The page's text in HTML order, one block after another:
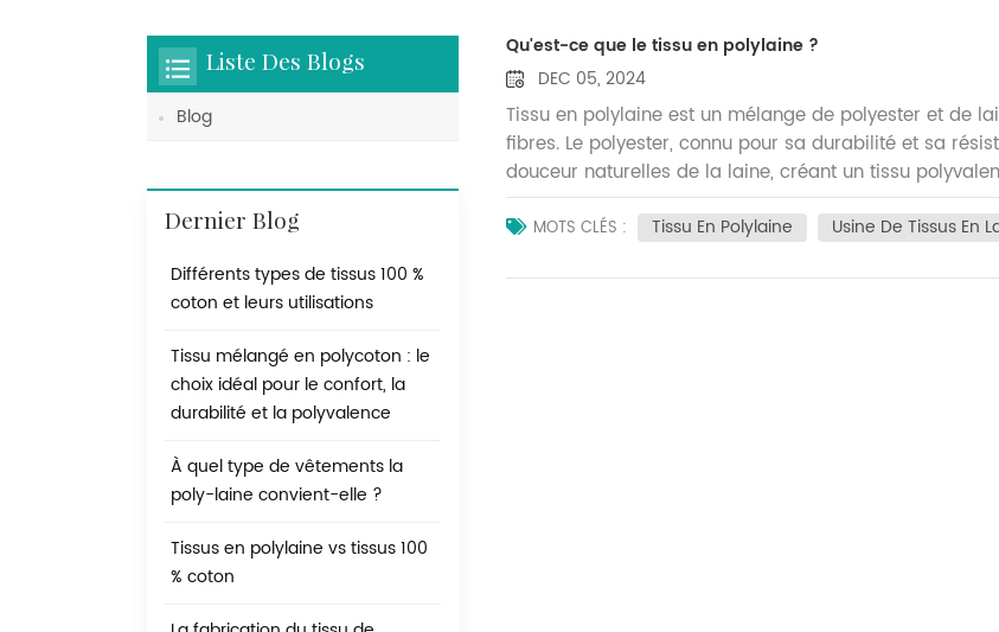
Qu'est-ce que le tissu en polylaine ?
DEC 05, 2024
Tissu en polylaine est un mélange de polyester et de
fibres. Le polyester, connu pour sa durabilité et sa
douceur naturelles de la laine, créant un tissu
dans les industries de la mode et du textile. L’une
laine poly est sa capacité à retenir la chaleur sans
confort et durabilité. Les fibres synthétiques de
MOTS CLÉS : Tissu En Polylaine Usine De Tissus En
Liste Des Blogs
Blog
Dernier Blog
Différents types de tissus 100 %
coton et leurs utilisations
Tissu mélangé en polycoton : le
choix idéal pour le confort, la
durabilité et la polyvalence
À quel type de vêtements la
poly-laine convient-elle ?
Tissus en polylaine vs tissus 100
% coton